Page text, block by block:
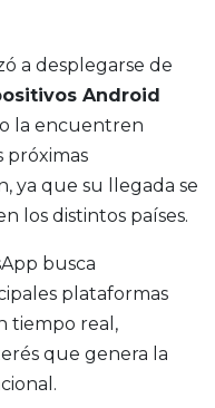
a desplegarse de
Android
la encuentren
próximas
ya que su llegada se
los distintos países.
busca
plataformas
tiempo real,
que genera la